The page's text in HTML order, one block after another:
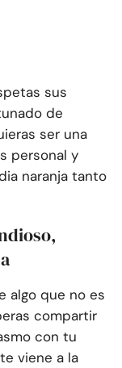
sus
de
ser una
personal y
naranja tanto
algo que no es
compartir
con tu
viene a la